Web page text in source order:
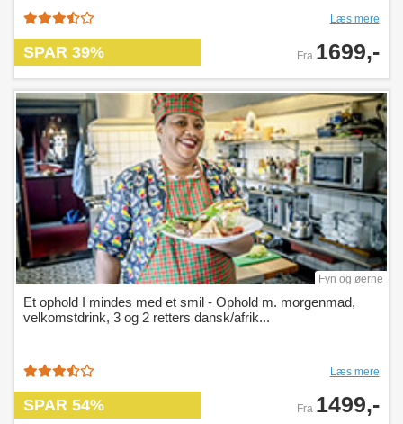
Læs mere
SPAR 39% Fra 1699,-
Fyn og øerne
Et ophold I mindes med et smil - Ophold m. morgenmad,
velkomstdrink, 3 og 2 retters dansk/afrik...
Læs mere
SPAR 54% Fra 1499,-